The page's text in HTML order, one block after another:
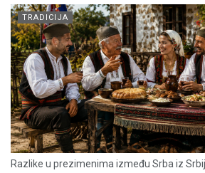
TRADICIJA
Razlike u prezimenima između Srba iz